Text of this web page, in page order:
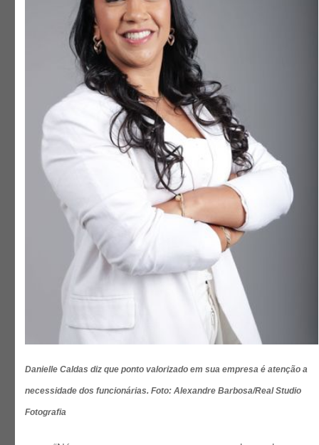
Danielle Caldas diz que ponto valorizado em sua empresa é atenção a
necessidade dos funcionárias. Foto: Alexandre Barbosa/Real Studio
Fotografia